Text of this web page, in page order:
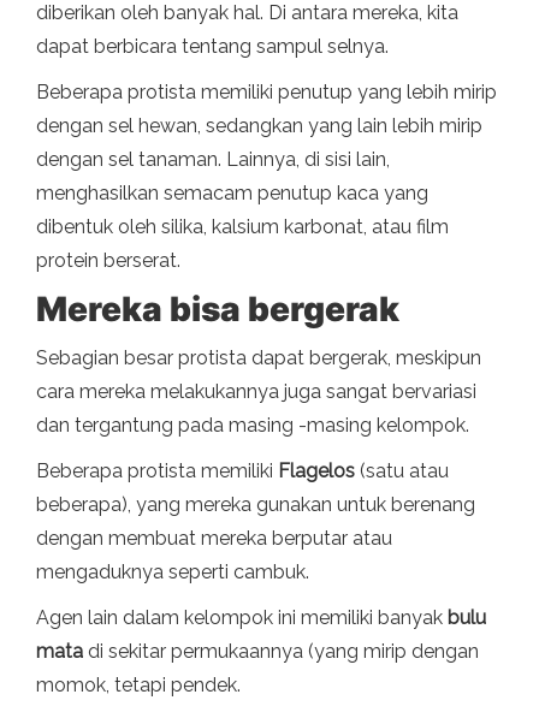
diberikan oleh banyak hal. Di antara mereka, kita
dapat berbicara tentang sampul selnya.
Beberapa protista memiliki penutup yang lebih mirip
dengan sel hewan, sedangkan yang lain lebih mirip
dengan sel tanaman. Lainnya, di sisi lain,
menghasilkan semacam penutup kaca yang
dibentuk oleh silika, kalsium karbonat, atau film
protein berserat.
Mereka bisa bergerak
Sebagian besar protista dapat bergerak, meskipun
cara mereka melakukannya juga sangat bervariasi
dan tergantung pada masing -masing kelompok.
Beberapa protista memiliki Flagelos (satu atau
beberapa), yang mereka gunakan untuk berenang
dengan membuat mereka berputar atau
mengaduknya seperti cambuk.
Agen lain dalam kelompok ini memiliki banyak bulu
mata di sekitar permukaannya (yang mirip dengan
momok, tetapi pendek.